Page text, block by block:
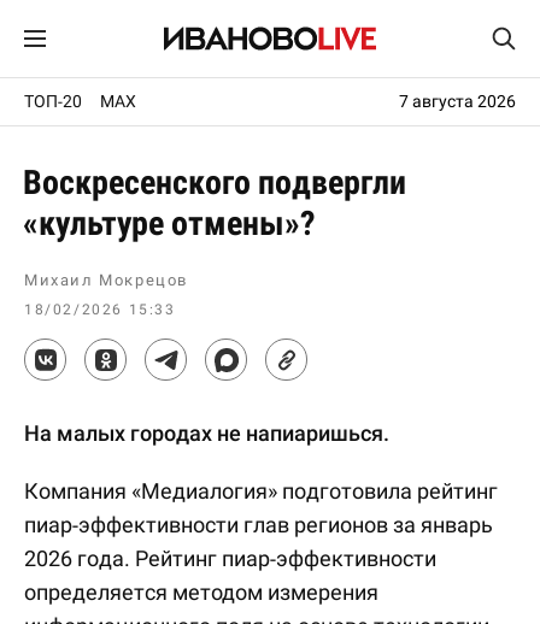
ТОП-20 MAX 7 августа 2026
Воскресенского подвергли
«культуре отмены»?
Михаил Мокрецов
18/02/2026 15:33
На малых городах не напиаришься.
Компания «Медиалогия» подготовила рейтинг
пиар-эффективности глав регионов за январь
2026 года. Рейтинг пиар-эффективности
определяется методом измерения